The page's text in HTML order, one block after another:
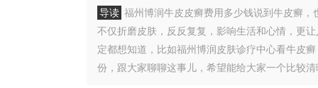
导读 福州博润牛皮皮癣费用多少钱说到牛皮癣
不仅折磨皮肤，反反复复，影响生活和心情，更
定都想知道，比如福州博润皮肤诊疗中心看牛皮
份，跟大家聊聊这事儿，希望能给大家一个比较